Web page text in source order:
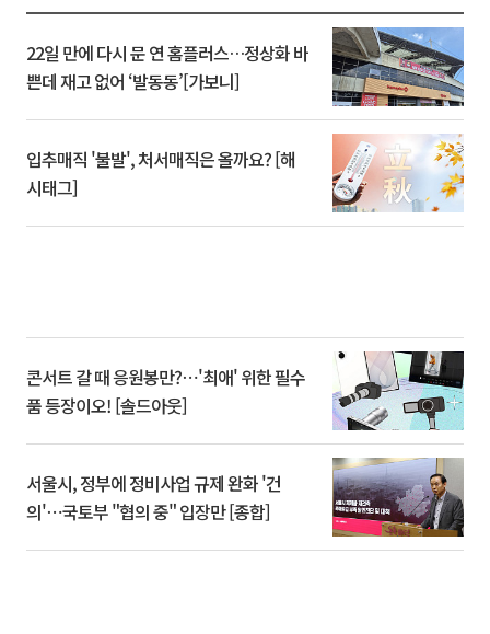
22일 만에 다시 문 연 홈플러스…정상화 바
쁜데 재고 없어 ‘발동동’[가보니]
입추매직 '불발', 처서매직은 올까요? [해
시태그]
콘서트 갈 때 응원봉만?⋯'최애' 위한 필수
품 등장이오! [솔드아웃]
서울시, 정부에 정비사업 규제 완화 '건
의'⋯국토부 "협의 중" 입장만 [종합]